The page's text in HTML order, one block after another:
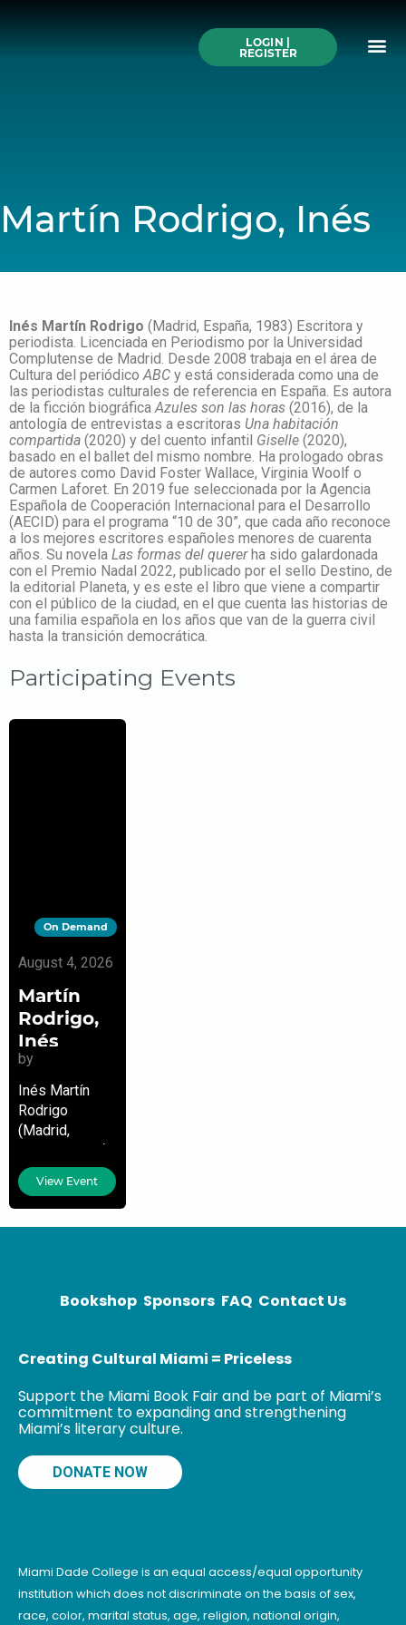
LOGIN |
REGISTER
Martín Rodrigo, Inés
Inés Martín Rodrigo (Madrid, España, 1983) Escritora y
periodista. Licenciada en Periodismo por la Universidad
Complutense de Madrid. Desde 2008 trabaja en el área de
Cultura del periódico ABC y está considerada como una de
las periodistas culturales de referencia en España. Es autora
de la ficción biográfica Azules son las horas (2016), de la
antología de entrevistas a escritoras Una habitación
compartida (2020) y del cuento infantil Giselle (2020),
basado en el ballet del mismo nombre. Ha prologado obras
de autores como David Foster Wallace, Virginia Woolf o
Carmen Laforet. En 2019 fue seleccionada por la Agencia
Española de Cooperación Internacional para el Desarrollo
(AECID) para el programa “10 de 30”, que cada año reconoce
a los mejores escritores españoles menores de cuarenta
años. Su novela Las formas del quererha sido galardonada
con el Premio Nadal 2022, publicado por el sello Destino, de
la editorial Planeta, y es este el libro que viene a compartir
con el público de la ciudad, en el que cuenta las historias de
una familia española en los años que van de la guerra civil
hasta la transición democrática.
Participating Events
On Demand
August 4, 2026
Martín
Rodrigo,
Inés
by
Inés Martín
Rodrigo
(Madrid,
Escritora y
periodista.
Licenciada en
Periodismo por
Desde 2008
área
View Event
Bookshop Sponsors FAQ Contact Us
Creating Cultural Miami = Priceless
Support the Miami Book Fair and be part of Miami’s
commitment to expanding and strengthening
Miami’s literary culture.
DONATE NOW
Miami Dade College is an equal access/equal opportunity
institution which does not discriminate on the basis of sex,
race, color, marital status, age, religion, national origin,